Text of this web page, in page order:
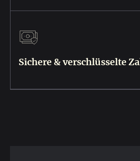
Sichere & verschlüsselte